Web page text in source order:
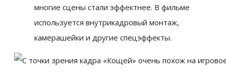
многие сцены стали эффектнее. В фильме
используется внутрикадровый монтаж,
камерашейки и другие спецэффекты.